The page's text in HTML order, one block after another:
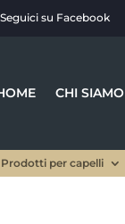
Seguici su Facebook
CHI SIAMO
Prodotti per capelli